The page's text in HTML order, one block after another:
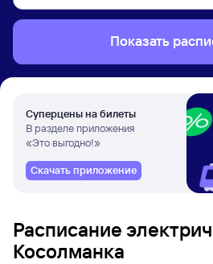
Показать
Суперцены на билеты
В разделе приложения
«Это выгодно!»
Скачать приложение
Расписание
Косолманка